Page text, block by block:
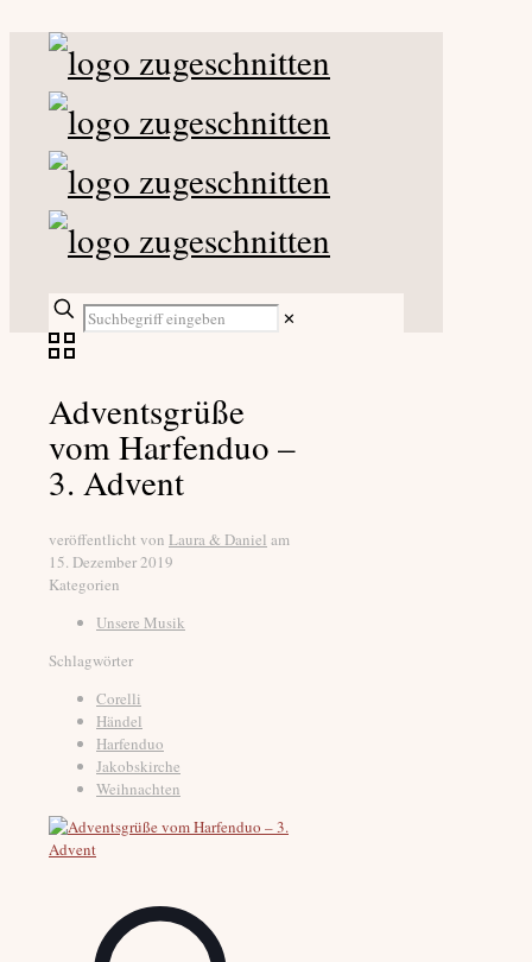
✕
Adventsgrüße
vom Harfenduo –
3. Advent
veröffentlicht von Laura & Daniel am
15. Dezember 2019
Kategorien
Unsere Musik
Schlagwörter
Corelli
Händel
Harfenduo
Jakobskirche
Weihnachten